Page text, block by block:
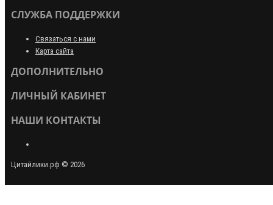
СЛУЖБА ПОДДЕРЖКИ
Связаться с нами
Карта сайта
ДОПОЛНИТЕЛЬНО
ЛИЧНЫЙ КАБИНЕТ
НАШИ КОНТАКТЫ
Цитайлики.рф © 2026